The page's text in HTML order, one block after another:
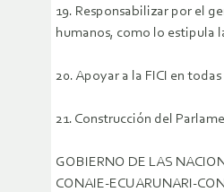
19. Responsabilizar por el
humanos, como lo estipula
20. Apoyar a la FICI en
21. Construcción del
GOBIERNO DE LAS
CONAIE-ECUARUNARI-